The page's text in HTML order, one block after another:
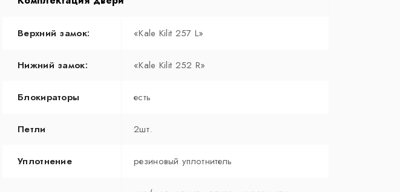
Верхний замок: «Kale Kilit 257 L»
Нижний замок: «Kale Kilit 252 R»
Блокираторы есть
Петли 2шт.
Уплотнение резиновый уплотнитель